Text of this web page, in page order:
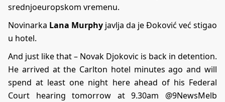
srednjoeuropskom vremenu.
Novinarka Lana Murphy javlja da je Đoković već stigao
u hotel.
And just like that – Novak Djokovic is back in detention.
He arrived at the Carlton hotel minutes ago and will
spend at least one night here ahead of his Federal
Court hearing tomorrow at 9.30am @9NewsMelb